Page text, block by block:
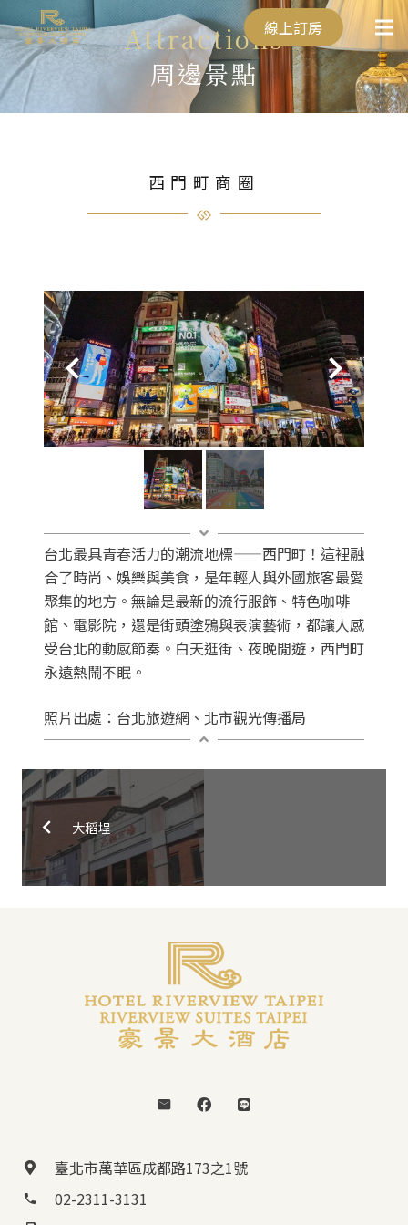
線上訂房
Attractions
周邊景點
西門町商圈
台北最具青春活力的潮流地標——西門町！這裡融
合了時尚、娛樂與美食，是年輕人與外國旅客最愛
聚集的地方。無論是最新的流行服飾、特色咖啡
館、電影院，還是街頭塗鴉與表演藝術，都讓人感
受台北的動感節奏。白天逛街、夜晚閒遊，西門町
永遠熱鬧不眠。
照片出處：台北旅遊網、北市觀光傳播局
大稻埕
臺北市萬華區成都路173之1號
phone
02-2311-3131